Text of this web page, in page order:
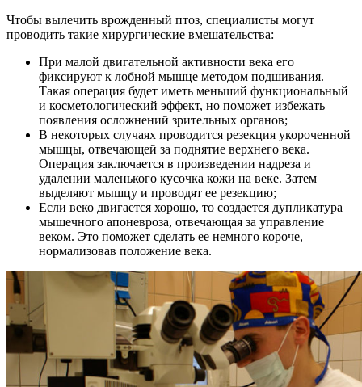
Чтобы вылечить врожденный птоз, специалисты могут
проводить такие хирургические вмешательства:
При малой двигательной активности века его
фиксируют к лобной мышце методом подшивания.
Такая операция будет иметь меньший функциональный
и косметологический эффект, но поможет избежать
появления осложнений зрительных органов;
В некоторых случаях проводится резекция укороченной
мышцы, отвечающей за поднятие верхнего века.
Операция заключается в произведении надреза и
удалении маленького кусочка кожи на веке. Затем
выделяют мышцу и проводят ее резекцию;
Если веко двигается хорошо, то создается дупликатура
мышечного апоневроза, отвечающая за управление
веком. Это поможет сделать ее немного короче,
нормализовав положение века.